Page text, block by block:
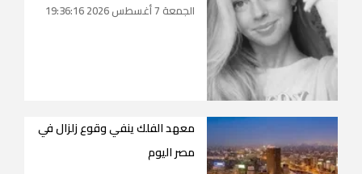
الجمعة 7 أغسطس 2026 19:36:16
معهد الفلك ينفي وقوع زلزال في
مصر اليوم